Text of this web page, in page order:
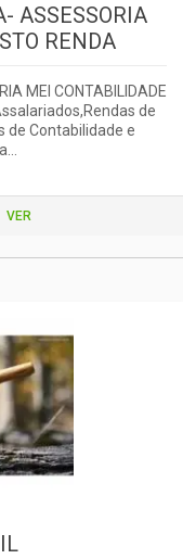
ASSESSORIA
RENDA
MEI CONTABILIDADE
de
de Contabilidade e
VER